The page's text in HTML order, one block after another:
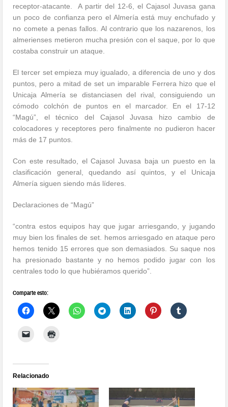
receptor-atacante.
A partir del 12-6, el Cajasol Juvasa gana
un poco de confianza pero el Almería está muy enchufado y
no comete a penas fallos. Al contrario que los nazarenos, los
almerienses metieron mucha presión con el saque, por lo que
costaba construir un ataque.
El tercer set empieza muy igualado, a diferencia de uno y dos
puntos, pero a mitad de set un imparable Ferrera hizo que el
Unicaja Almería se distanciasen del rival, consiguiendo un
cómodo colchón de puntos en el marcador. En el 17-12
“Magú”, el técnico del Cajasol Juvasa hizo cambio de
colocadores y receptores pero finalmente no pudieron hacer
más de 17 puntos.
Con este resultado, el Cajasol Juvasa baja un puesto en la
clasificación general, quedando así quintos, y el Unicaja
Almería siguen siendo más líderes.
Declaraciones de “Magú”
“contra estos equipos hay que jugar arriesgando, y jugando
muy bien los finales de set. hemos arriesgado en ataque pero
hemos tenido 15 errores que son demasiados. Su saque nos
ha presionado bastante y no hemos podido jugar con los
centrales todo lo que hubiéramos querido”.
Comparte esto:
Relacionado